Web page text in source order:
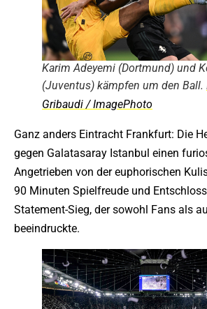
Karim Adeyemi (Dortmund) und
(Juventus) kämpfen um den Ball.
Gribaudi / ImagePhoto
Ganz anders Eintracht Frankfurt: Die
gegen Galatasaray Istanbul einen
Angetrieben von der euphorischen
90 Minuten Spielfreude und
Statement-Sieg, der sowohl Fans als
beeindruckte.